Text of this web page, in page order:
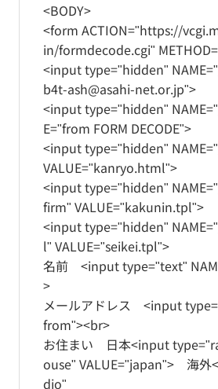
<BODY>
<form ACTION="https://
in/formdecode.cgi"
<input type="hidden"
b4t-ash@asahi-net.or.jp">
<input type="hidden"
E="from FORM DECODE">
<input type="hidden"
VALUE="kanryo.html">
<input type="hidden"
firm" VALUE="kakunin.tpl">
<input type="hidden"
l" VALUE="seikei.tpl">
名前 <input type="text"
>
メールアドレス <input
from"><br>
お住まい 日本<input
ouse" VALUE="japan"> 海外
dio"